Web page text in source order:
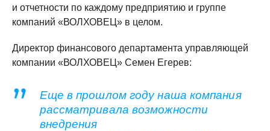
и отчетности по каждому предприятию и группе
компаний «ВОЛХОВЕЦ» в целом.
Директор финансового департамента управляющей
компании «ВОЛХОВЕЦ» Семен Егерев:
Еще в прошлом году наша компания
рассматривала возможности
внедрения